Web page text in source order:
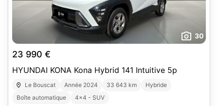
30
23 990 €
HYUNDAI KONA Kona Hybrid 141 Intuitive 5p
Le Bouscat Année 2024 33 643 km
Hybride
Boîte automatique
4x4 - SUV